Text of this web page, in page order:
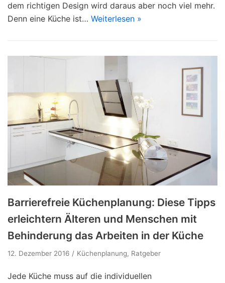
dem richtigen Design wird daraus aber noch viel mehr.
Denn eine Küche ist… Weiterlesen »
Barrierefreie Küchenplanung: Diese Tipps
erleichtern Älteren und Menschen mit
Behinderung das Arbeiten in der Küche
12. Dezember 2016 Küchenplanung, Ratgeber
Jede Küche muss auf die individuellen